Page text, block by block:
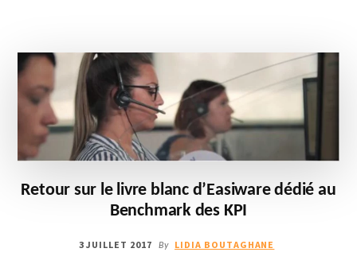
Retour sur le livre blanc d’Easiware dédié au
Benchmark des KPI
3 JUILLET 2017 By LIDIA BOUTAGHANE